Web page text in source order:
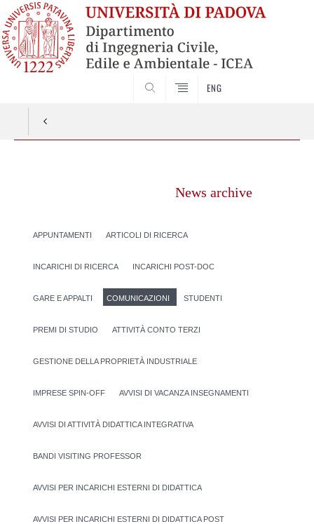
ENG
News archive
APPUNTAMENTI ARTICOLI DI RICERCA
INCARICHI DI RICERCA INCARICHI POST-DOC
GARE E APPALTI COMUNICAZIONI STUDENTI
PREMI DI STUDIO ATTIVITÀ CONTO TERZI
GESTIONE DELLA PROPRIETÀ INDUSTRIALE
IMPRESE SPIN-OFF AVVISI DI VACANZA INSEGNAMENTI
AVVISI DI ATTIVITÀ DIDATTICA INTEGRATIVA
BANDI VISITING PROFESSOR
AVVISI PER INCARICHI ESTERNI DI DIDATTICA
AVVISI PER INCARICHI ESTERNI DI DIDATTICA POST